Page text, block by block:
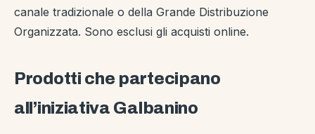
canale tradizionale o della Grande Distribuzione
Organizzata. Sono esclusi gli acquisti online.
Prodotti che partecipano
all’iniziativa Galbanino